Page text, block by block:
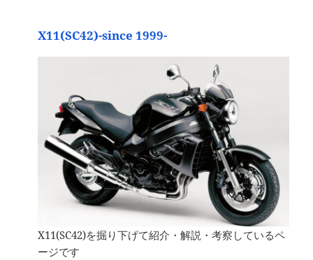
X11(SC42)-since 1999-
X11(SC42)を掘り下げて紹介・解説・考察しているペ
ージです